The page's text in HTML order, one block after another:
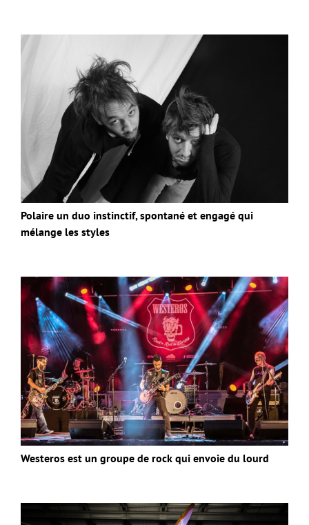
Polaire un duo instinctif, spontané et engagé qui
mélange les styles
Westeros est un groupe de rock qui envoie du lourd